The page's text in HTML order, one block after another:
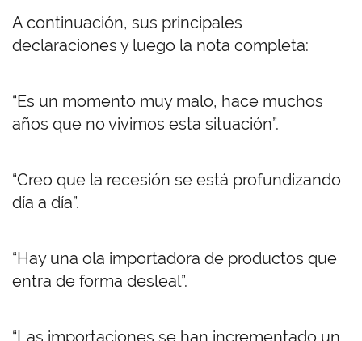
A continuación, sus principales
declaraciones y luego la nota completa:
“Es un momento muy malo, hace muchos
años que no vivimos esta situación”.
“Creo que la recesión se está profundizando
día a día”.
“Hay una ola importadora de productos que
entra de forma desleal”.
“Las importaciones se han incrementado un